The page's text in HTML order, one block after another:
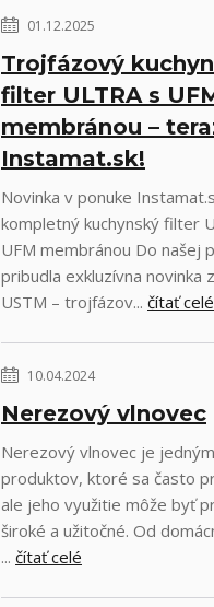
01.12.2025
Trojfázový
filter ULTRA s
membránou –
Instamat.sk!
Novinka v ponuke
kompletný kuchynský filter
UFM membránou Do našej
pribudla exkluzívna novinka
USTM – trojfázov... čítať celé
10.04.2024
Nerezový vlnovec
Nerezový vlnovec je
produktov, ktoré sa často
ale jeho využitie môže byť
široké a užitočné. Od
... čítať celé